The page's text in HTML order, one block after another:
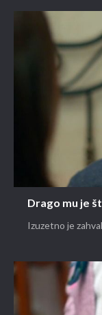
Drago mu je
Izuzetno je